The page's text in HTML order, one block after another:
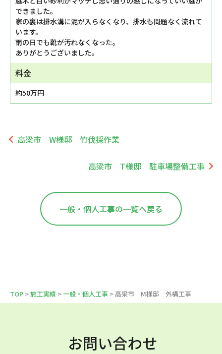
できました。
家の裏は排水溝に泥が入らなくなり、排水も問題なく流れて
います。
雨の日でも靴が汚れなくなった。
ありがとうございました。
料金
約50万円
高梁市 W様邸 竹伐採作業
高梁市 T様邸 駐車場整備工事
一般・個人工事の一覧へ戻る
TOP >施工実績 > 一般・個人工事 > 高梁市 M様邸 外構工事
お問い合わせ